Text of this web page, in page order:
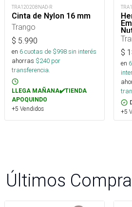
TRA120208NAD-R
Cinta de Nylon 16 mm
Trango
$ 5.990
en 6cuotas de $998sin interés
ahorras $240 por
transferencia.
LLEGA MAÑANA✔️TIENDA
APOQUINDO
+5 Vendidos
$
en 6
+5
Últimos